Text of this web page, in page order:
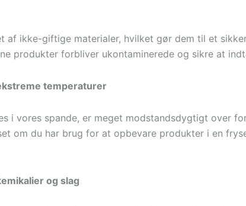
af ikke-giftige materialer, hvilket gør dem til et
produkter forbliver ukontaminerede og sikre at
temperaturer
i vores spande, er meget modstandsdygtigt over
om du har brug for at opbevare produkter i en
og slag